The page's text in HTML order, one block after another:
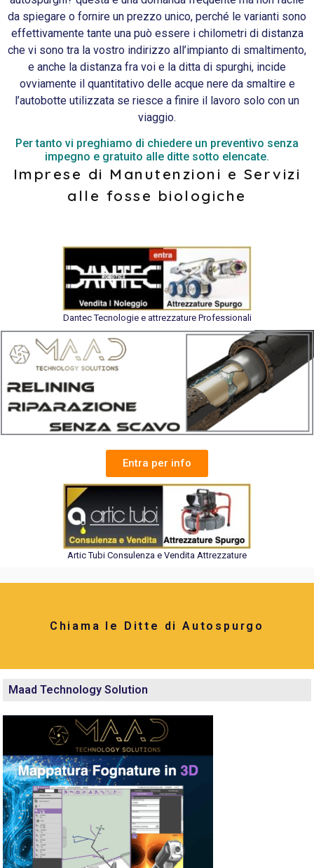
da spiegare o fornire un prezzo unico, perché le varianti sono
effettivamente tante una può essere i chilometri di distanza
che vi sono tra la vostro indirizzo all’impianto di smaltimento,
e anche la distanza fra voi e la ditta di spurghi, incide
ovviamente il quantitativo delle acque nere da smaltire e
l’autobotte utilizzata se riesce a finire il lavoro solo con un
viaggio.
Per tanto vi preghiamo di chiedere un preventivo senza
impegno e gratuito alle ditte sotto elencate.
Imprese di Manutenzioni e Servizi
alle fosse biologiche
Dantec Tecnologie e attrezzature Professionali
Entra per info
Artic Tubi Consulenza e Vendita Attrezzature
Chiama le Ditte di Autospurgo
Maad Technology Solution